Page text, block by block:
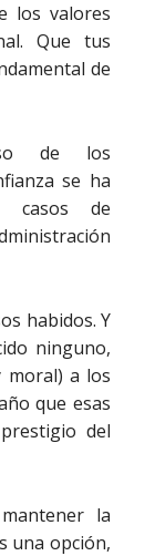
los valores
Que tus
de
de los
se ha
casos de
habidos. Y
ninguno,
a los
que esas
del
la
una opción,